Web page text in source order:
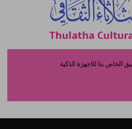
الخاص بنا للاجهزة الذكية